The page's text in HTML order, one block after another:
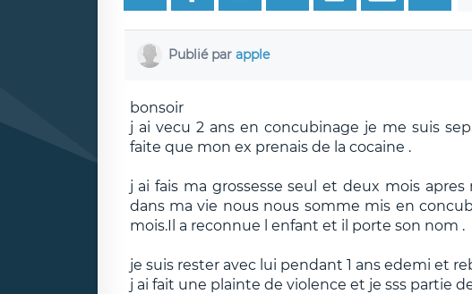
Publié par apple
bonsoir
j ai vecu 2 ans en concubinage je me suis
faite que mon ex prenais de la cocaine .
j ai fais ma grossesse seul et deux mois
dans ma vie nous nous somme mis en
mois.Il a reconnue l enfant et il porte son nom .
je suis rester avec lui pendant 1 ans edemi et
j ai fait une plainte de violence et je sss partie